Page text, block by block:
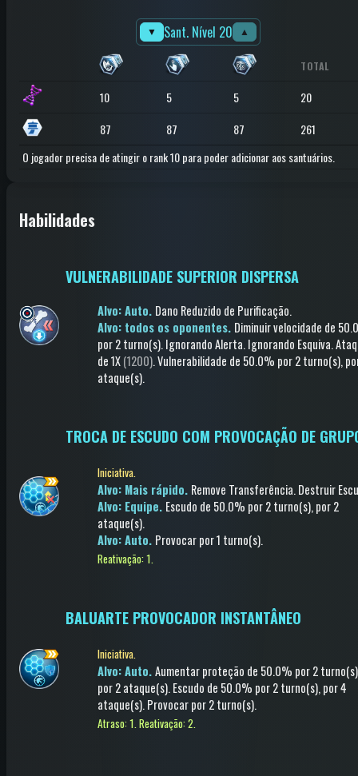
▼ Sant. Nível 20 ▲
TOTAL
10 5 5
20
87
87 87
261
O jogador precisa de atingir o rank 10 para poder adicionar aos santuários.
Habilidades
VULNERABILIDADE SUPERIOR DISPERSA
Alvo: Auto. Dano Reduzido de Purificação.
Alvo: todos os oponentes. Diminuir velocidade de
por 2 turno(s).Ignorando Alerta.Ignorando Esquiva.
de 1X(1200).Vulnerabilidade de 50.0% por 2 turno(s),
ataque(s).
TROCA DE ESCUDO COM PROVOCAÇÃO DE
Iniciativa.
Alvo: Mais rápido. Remove Transferência.Destruir
Alvo: Equipe. Escudo de 50.0% por 2 turno(s), por 2
ataque(s).
Alvo: Auto. Provocarpor 1 turno(s).
Reativação: 1.
BALUARTE PROVOCADOR INSTANTÂNEO
Iniciativa.
Alvo: Auto.Aumentar proteção de 50.0% por 2 turno(s)
por 2 ataque(s).Escudo de 50.0% por 2 turno(s), por 4
ataque(s).Provocarpor 2 turno(s).
Atraso: 1.Reativação: 2.